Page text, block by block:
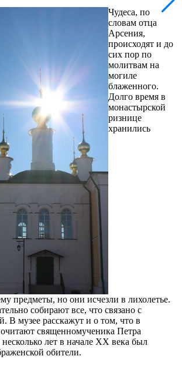
Чудеса, по
словам отца
Арсения,
происходят и до
сих пор по
молитвам на
могиле
блаженного.
Долго время в
монастырской
ризнице
хранились
предметы, но они исчезли в лихолетье.
собирают все, что связано с
В музее расскажут и о том, что в
священномученика Петра
лет в начале ХХ века был
обители.